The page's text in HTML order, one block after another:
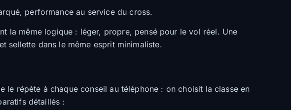
performance au service du cross.
la même logique : léger, propre, pensé pour le vol réel. Une
sellette dans le même esprit minimaliste.
répète à chaque conseil au téléphone : on choisit la classe en
détaillés :